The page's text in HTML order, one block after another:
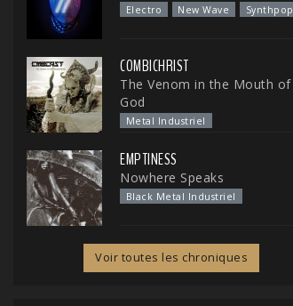
Electro New Wave Synthpop
COMBICHRIST
The Venom in the Mouth of
God
Metal Industriel
EMPTINESS
Nowhere Speaks
Black Metal Industriel
Voir toutes les chroniques